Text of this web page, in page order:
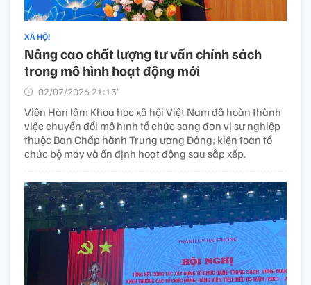
XÃ HỘI
Nâng cao chất lượng tư vấn chính sách
trong mô hình hoạt động mới
02/07/2026 21:13’
Viện Hàn lâm Khoa học xã hội Việt Nam đã hoàn thành
việc chuyển đổi mô hình tổ chức sang đơn vị sự nghiệp
thuộc Ban Chấp hành Trung ương Đảng; kiện toàn tổ
chức bộ máy và ổn định hoạt động sau sắp xếp.